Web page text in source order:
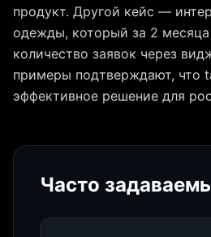
продукт. Другой кейс —
одежды, который за 2 месяца
количество заявок через
примеры подтверждают, что
эффективное решение для
Часто